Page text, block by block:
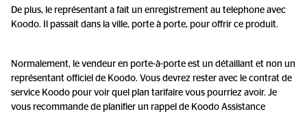
De plus, le représentant a fait un enregistrement au telephone avec
Koodo. Il passait dans la ville, porte à porte, pour offrir ce produit.
Normalement, le vendeur en porte-à-porte est un détaillant et non un
représentant officiel de Koodo. Vous devrez rester avec le contrat de
service Koodo pour voir quel plan tarifaire vous pourriez avoir. Je
vous recommande de planifier un rappel de Koodo Assistance